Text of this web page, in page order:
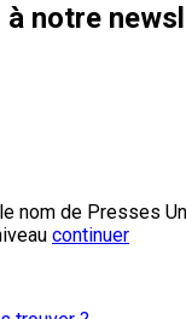
notre
nom de Presses
continuer